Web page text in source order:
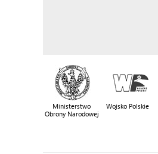
Ministerstwo
Obrony Narodowej
Wojsko Polskie